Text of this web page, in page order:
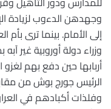
وجهدهن الدءوب لزيادة
إلى الأمام. بينما ترى
وزراء دولة أوروبية غير
أربابها حين دفع بهم
الرئيس جورج بوش من
وفلذات أكبادهم في